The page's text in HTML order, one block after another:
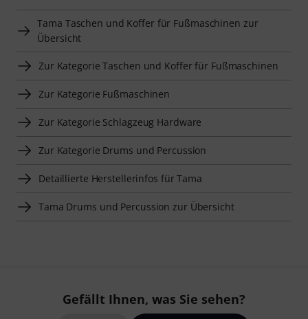
Tama Taschen und Koffer für Fußmaschinen zur
Übersicht
Zur Kategorie Taschen und Koffer für Fußmaschinen
Zur Kategorie Fußmaschinen
Zur Kategorie Schlagzeug Hardware
Zur Kategorie Drums und Percussion
Detaillierte Herstellerinfos für Tama
Tama Drums und Percussion zur Übersicht
Gefällt Ihnen, was Sie sehen?